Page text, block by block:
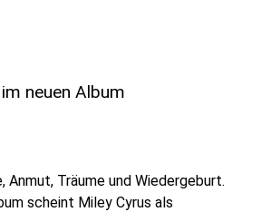
neuen Album
Anmut, Träume und Wiedergeburt.
scheint Miley Cyrus als